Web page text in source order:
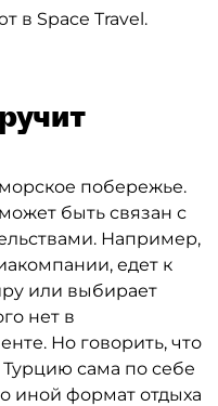
в Space Travel.
побережье.
быть связан с
Например,
едет к
или выбирает
нет в
Но говорить, что
Турцию сама по себе
иной формат отдыха